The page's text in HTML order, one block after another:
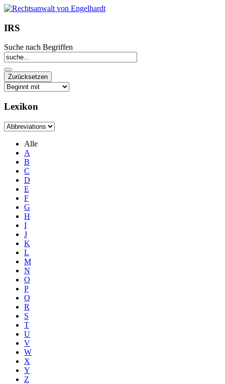
IRS
Suche nach Begriffen
Lexikon
Alle
A
B
C
D
E
F
G
H
I
J
K
L
M
N
O
P
Q
R
S
T
U
V
W
X
Y
Z